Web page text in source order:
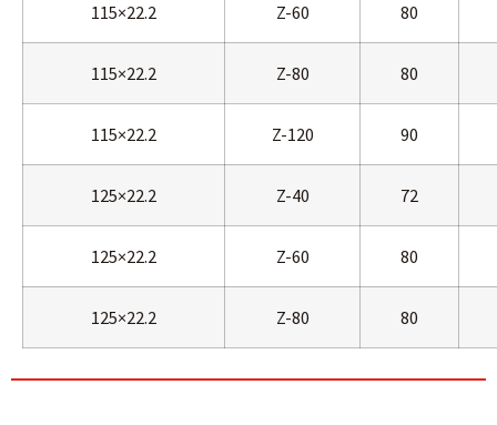
115×22.2 Z-60 80
115×22.2 Z-80 80
115×22.2 Z-120 90
125×22.2 Z-40 72
125×22.2 Z-60 80
125×22.2 Z-80 80